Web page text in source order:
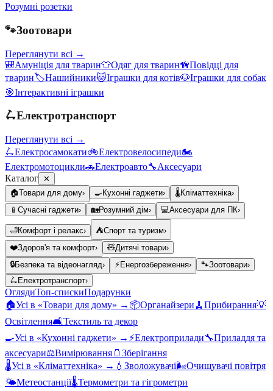
Розумні розетки
🐾Зоотовари
Переглянути всі →
🎒Амуніція для тварин👕Одяг для тварин🦮Повідці для
тварин🏷️Нашийники🐱Іграшки для котів🐶Іграшки для собак
🎯Інтерактивні іграшки
🛴Електротранспорт
Переглянути всі →
🛴Електросамокати🚲Електровелосипеди🏍️
Електромотоцикли🚗Електроавто🔧Аксесуари
Каталог ✕
🏠Товари для дому› 🍳Кухонні гаджети› 🌡️Кліматтехніка›
📱 Сучасні гаджети› 🏡Розумний дім› 💻Аксесуари для ПК›
🛁Комфорт і релакс› ⛺Спорт та туризм›
❤️Здоров'я та комфорт› 🧸Дитячі товари›
🔒Безпека та відеонагляд› ⚡ Енергозбереження› 🐾Зоотовари›
🛴 Електротранспорт›
ОглядиТоп-спискиПодарунки
🏠Усі в «Товари для дому» → 📦Органайзери 🧹 Прибирання💡
Освітлення🛋️Текстиль та декор
🍳Усі в «Кухонні гаджети» → ⚡Електроприлади🔧Приладдя та
аксесуари⚖️Вимірювання 🫙 Зберігання
🌡️Усі в «Кліматтехніка» → 💧 Зволожувачі🌬️Очищувачі повітря
🌤️Метеостанції🌡️Термометри та гігрометри